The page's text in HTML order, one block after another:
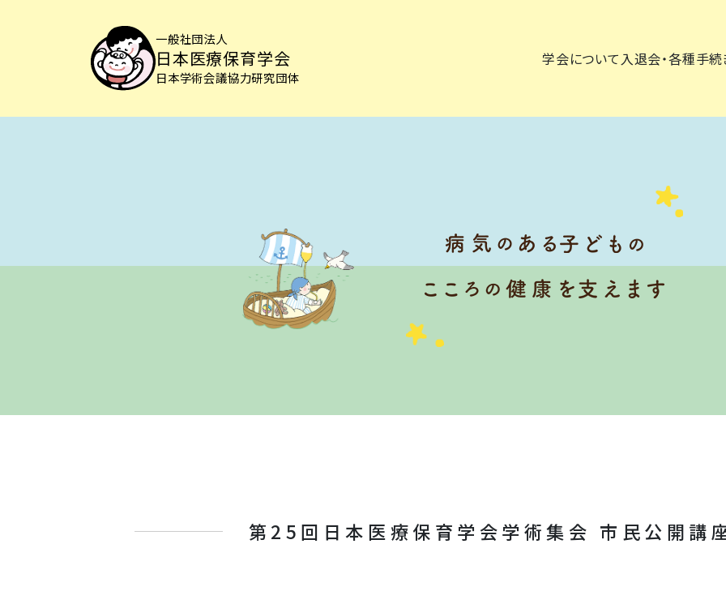
一般社団法人
日本医療保育学会
日本学術会議協力研究団体
学会について 入退会・各種手続
第25回日本医療保育学会学術集会 市民公開講